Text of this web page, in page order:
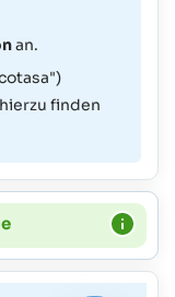
an.
finden